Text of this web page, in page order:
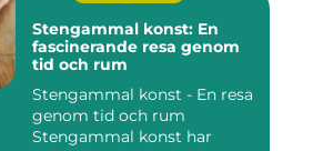
Stengammal konst: En
fascinerande resa genom
tid och rum
Stengammal konst - En resa
genom tid och rum
Stengammal konst har